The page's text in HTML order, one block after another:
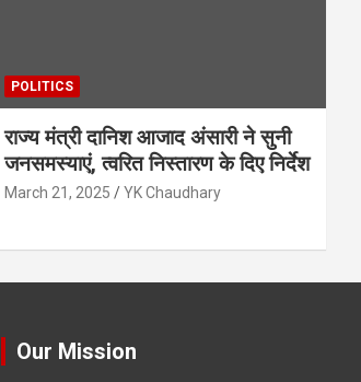
POLITICS
राज्य मंत्री दानिश आजाद अंसारी ने सुनी
जनसमस्याएं, त्वरित निस्तारण के दिए निर्देश
March 21, 2025 YK Chaudhary
Our Mission